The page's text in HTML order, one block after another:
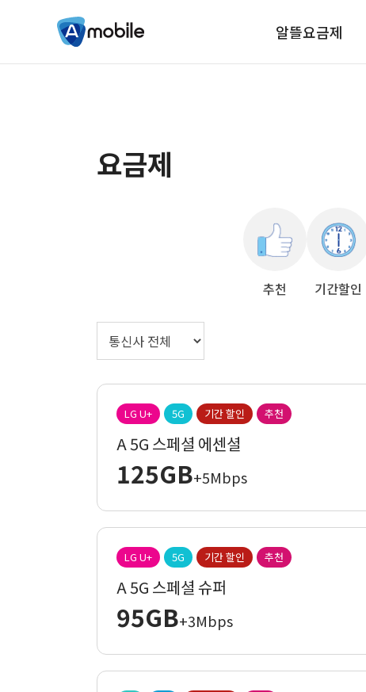
알뜰요금제
요금제
추천 기간할인
LG U+ 5G 기간 할인 추천
A 5G 스페셜 에센셜
125GB+5Mbps
LG U+ 5G 기간 할인 추천
A 5G 스페셜 슈퍼
95GB+3Mbps